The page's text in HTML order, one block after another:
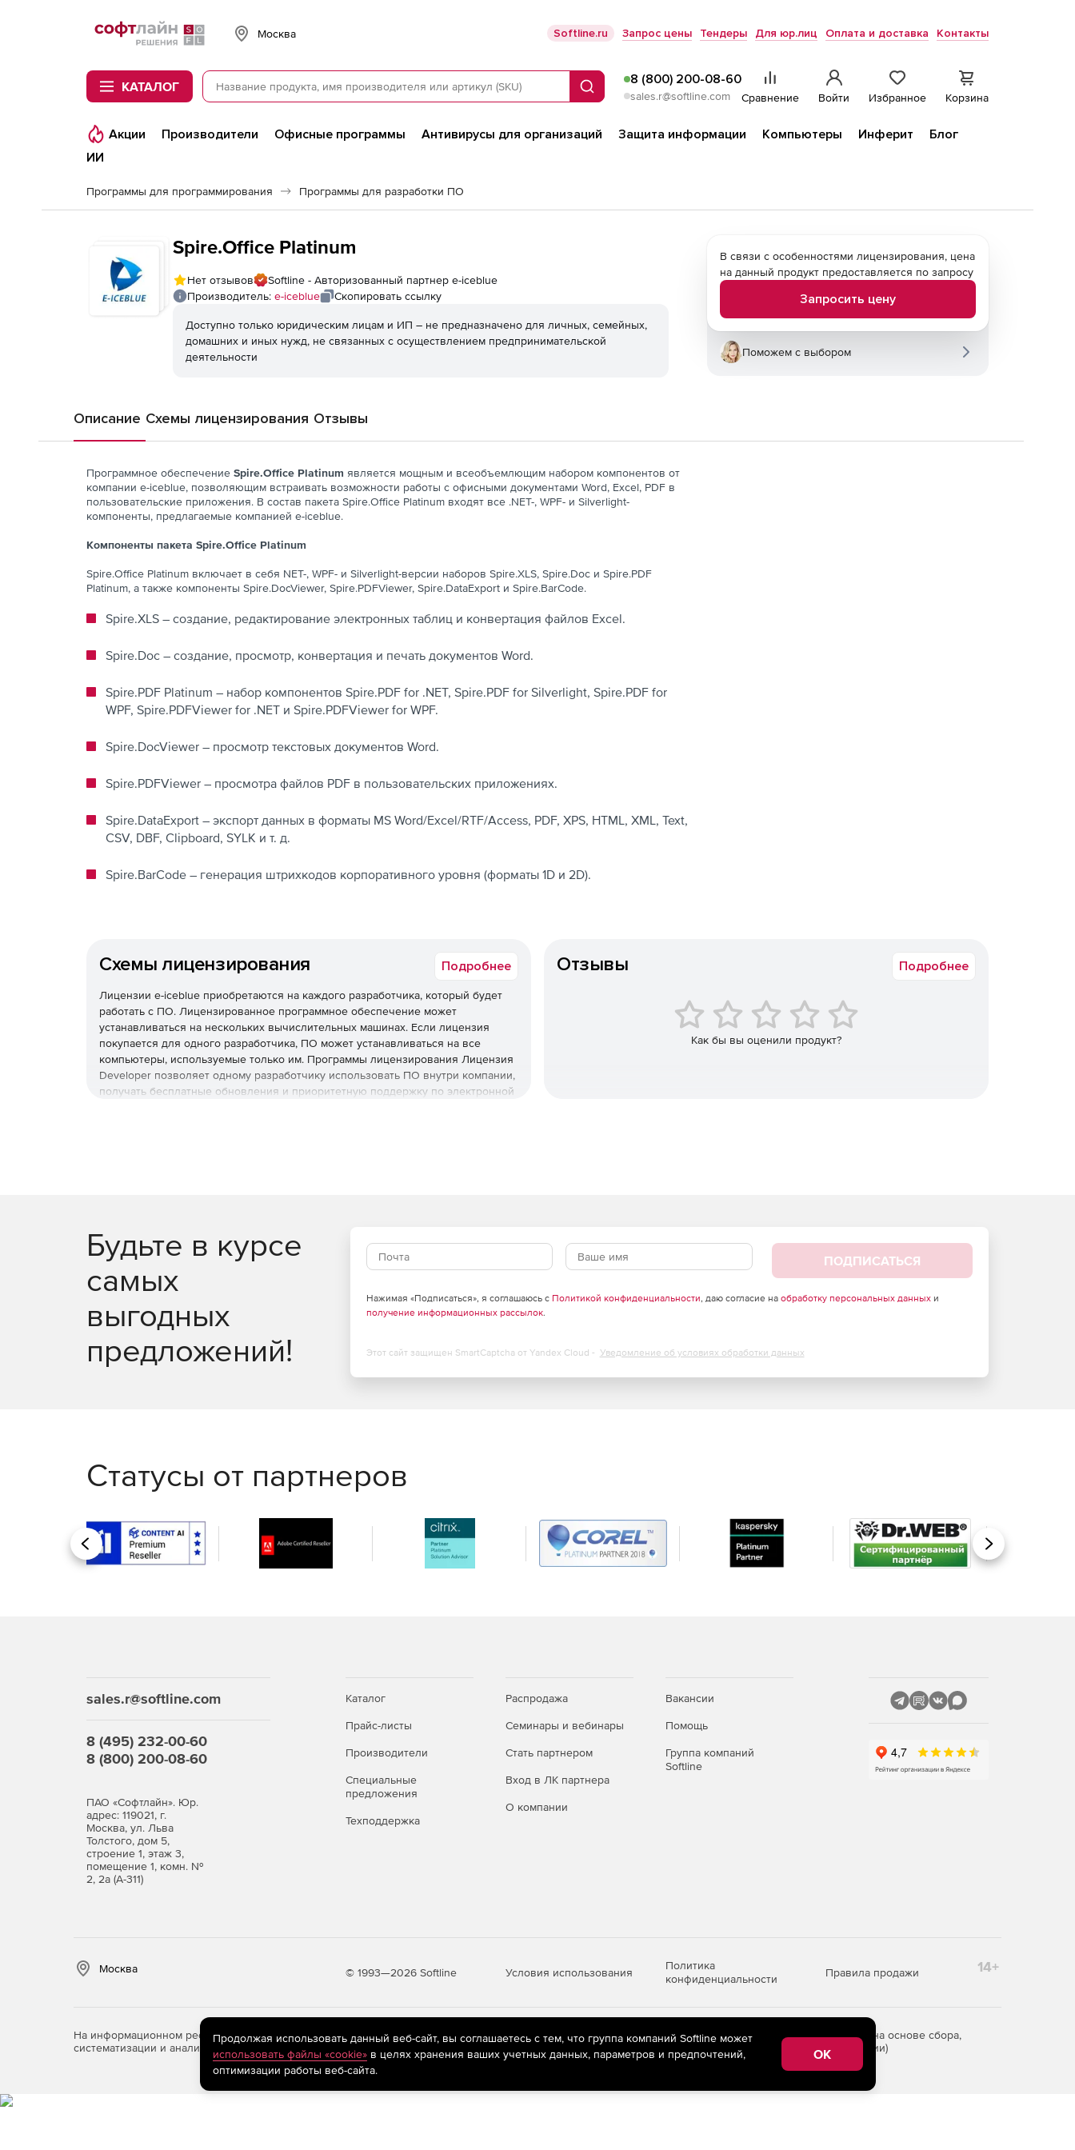
Softline
Москва Softline.ru Запрос цены Тендеры Для юр.лиц Оплата и доставка Контакты
КАТАЛОГ Поиск
8 (800) 200-08-60
sales.r@softline.com Сравнение Войти Избранное Корзина
Акции Производители Офисные программы Антивирусы для организаций Защита информации Компьютеры Инферит
Блог
ИИ
Программы для программирования Программы для разработки ПО
Spire.Office Platinum
Нет отзывов
Softline - Авторизованный партнер e-iceblue
Производитель: e-iceblue Скопировать ссылку
Доступно только юридическим лицам и ИП – не предназначено для личных, семейных,
домашних и иных нужд, не связанных с осуществлением предпринимательской
деятельности
В связи с особенностями лицензирования, цена
на данный продукт предоставляется по запросу
Запросить цену
Поможем с выбором
Описание Схемы лицензирования Отзывы
Программное обеспечение Spire.Office Platinum является мощным и всеобъемлющим набором компонентов от
компании e-iceblue, позволяющим встраивать возможности работы с офисными документами Word, Excel, PDF в
пользовательские приложения. В состав пакета Spire.Office Platinum входят все .NET-, WPF- и Silverlight-
компоненты, предлагаемые компанией e-iceblue.
Компоненты пакета Spire.Office Platinum
Spire.Office Platinum включает в себя NET-, WPF- и Silverlight-версии наборов Spire.XLS, Spire.Doc и Spire.PDF
Platinum, а также компоненты Spire.DocViewer, Spire.PDFViewer, Spire.DataExport и Spire.BarCode.
Spire.XLS – создание, редактирование электронных таблиц и конвертация файлов Excel.
Spire.Doc – создание, просмотр, конвертация и печать документов Word.
Spire.PDF Platinum – набор компонентов Spire.PDF for .NET, Spire.PDF for Silverlight, Spire.PDF for
WPF, Spire.PDFViewer for .NET и Spire.PDFViewer for WPF.
Spire.DocViewer – просмотр текстовых документов Word.
Spire.PDFViewer – просмотра файлов PDF в пользовательских приложениях.
Spire.DataExport – экспорт данных в форматы MS Word/Excel/RTF/Access, PDF, XPS, HTML, XML, Text,
CSV, DBF, Clipboard, SYLK и т. д.
Spire.BarCode – генерация штрихкодов корпоративного уровня (форматы 1D и 2D).
Схемы лицензирования Подробнее
Лицензии e-iceblue приобретаются на каждого разработчика, который будет
работать с ПО. Лицензированное программное обеспечение может
устанавливаться на нескольких вычислительных машинах. Если лицензия
покупается для одного разработчика, ПО может устанавливаться на все
компьютеры, используемые только им. Программы лицензирования Лицензия
Developer позволяет одному разработчику использовать ПО внутри компании,
получать бесплатные обновления и приоритетную поддержку по электронной
Отзывы Подробнее
Как бы вы оценили продукт?
Будьте в курсе
самых
выгодных
предложений!
ПОДПИСАТЬСЯ
Нажимая «Подписаться», я соглашаюсь с Политикой конфиденциальности, даю согласие на обработку персональных данныхи
получение информационных рассылок.
Этот сайт защищен SmartCaptcha от Yandex Cloud - Уведомление об условиях обработки данных
Статусы от партнеров
Назад Вперед
sales.r@softline.com
8 (495) 232-00-60
8 (800) 200-08-60
ПАО «Софтлайн». Юр.
адрес: 119021, г.
Москва, ул. Льва
Толстого, дом 5,
строение 1, этаж 3,
помещение 1, комн. №
2, 2а (А-311)
Каталог
Прайс-листы
Производители
Специальные
предложения
Техподдержка
Распродажа
Семинары и вебинары
Стать партнером
Вход в ЛК партнера
О компании
Вакансии
Помощь
Группа компаний
Softline
Москва © 1993—2026 Softline Условия использования
Политика
конфиденциальности
Правила продажи 14+
На информационном ресурсе store.softline.ru применяютсярекомендательные технологии(информационные технологии предоставления информации на основе сбора,
систематизации и анализа сведений, относящихся к предпочтениям пользователей сети «Интернет», находящихся на территории Российской Федерации)
Продолжая использовать данный веб-сайт, вы соглашаетесь с тем, что группа компаний Softline может
использовать файлы «cookie»в целях хранения ваших учетных данных, параметров и предпочтений,
оптимизации работы веб-сайта.
OK